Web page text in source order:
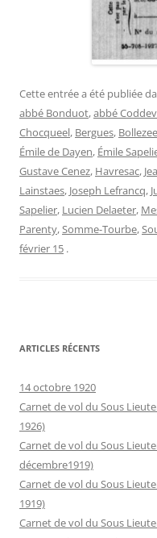
Cette entrée a été publiée
abbé Bonduot,abbé
Chocqueel, Bergues,
Émile de Dayen, Émile
Gustave Cenez, Havresac,
Lainstaes, Joseph Lefrancq,
Sapelier, Lucien Delaeter,
Parenty,Somme-Tourbe,
février 15 .
ARTICLES RÉCENTS
14 octobre 1920
Carnet de vol du Sous
1926)
Carnet de vol du Sous
décembre1919)
Carnet de vol du Sous
1919)
Carnet de vol du Sous